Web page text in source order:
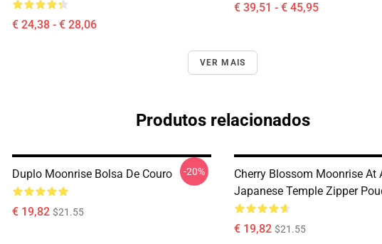
€ 24,38 - € 28,06
€ 39,51 - € 45,95
VER MAIS
Produtos relacionados
Duplo Moonrise Bolsa De Couro
€ 19,82 $21.55
-20%
Cherry Blossom Moonrise At
Japanese Temple Zipper
€ 19,82 $21.55